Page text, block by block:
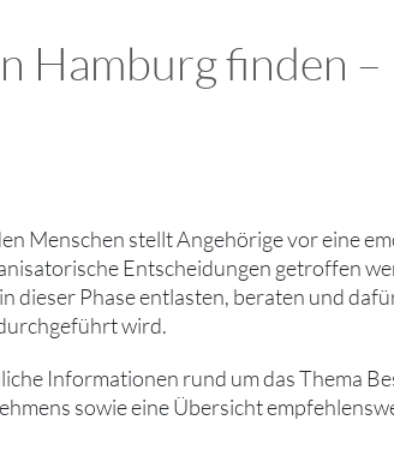
Hamburg finden
Menschen stellt Angehörige vor eine
Entscheidungen getroffen
dieser Phase entlasten, beraten und
wird.
Informationen rund um das Thema
sowie eine Übersicht